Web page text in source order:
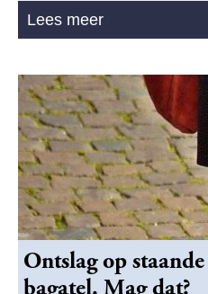
Lees meer
Ontslag op
bagatel. Mag dat?